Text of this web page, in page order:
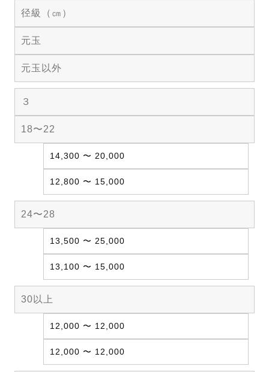
径級（㎝）
元玉
元玉以外
３
18〜22
14,300 〜 20,000
12,800 〜 15,000
24〜28
13,500 〜 25,000
13,100 〜 15,000
30以上
12,000 〜 12,000
12,000 〜 12,000